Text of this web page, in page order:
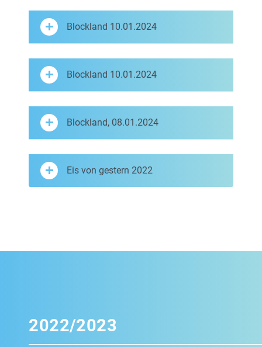
Blockland 10.01.2024
Blockland 10.01.2024
Blockland, 08.01.2024
Eis von gestern 2022
2022/2023